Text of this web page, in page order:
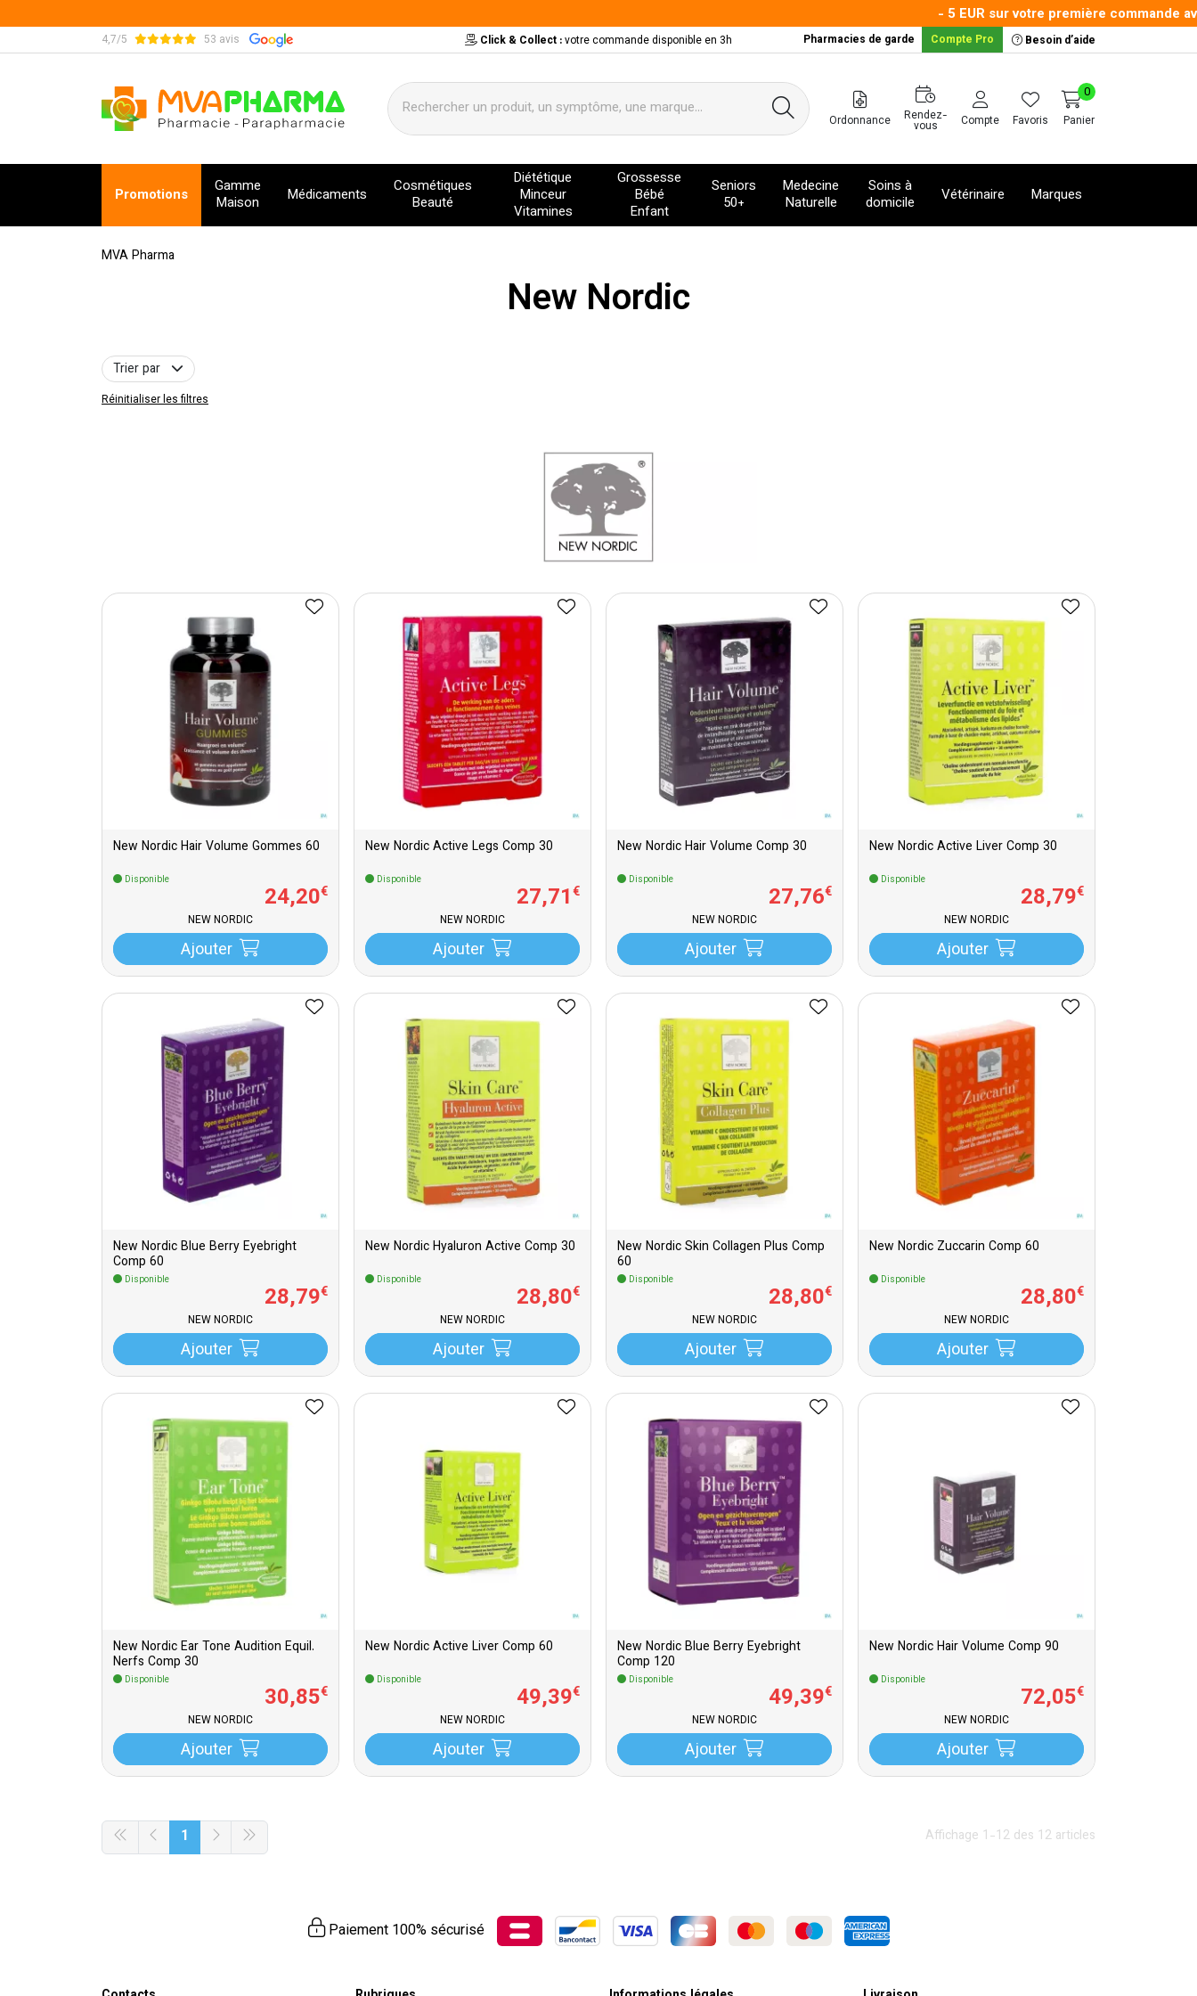
- 5 EUR sur votre première commande
4,7/5 53 avis Click & Collect :votre commande disponible en 3h Pharmacies de garde Compte Pro Besoin d’aide
MVA Pharma Votre pharmacie en ligne à votre service Ordonnance Rendez-
vous Compte Favoris Panier
0
Promotions
Gamme
Maison
Médicaments
Cosmétiques
Beauté
Diététique
Minceur
Vitamines
Grossesse
Bébé
Enfant
Seniors
50+
Medecine
Naturelle
Soins à
domicile
Vétérinaire Marques
MVA Pharma
New Nordic
Trier par
Réinitialiser les filtres
New Nordic Hair Volume Gommes 60
Disponible
24,20€
NEW NORDIC
Ajouter
New Nordic Active Legs Comp 30
Disponible
27,71€
NEW NORDIC
Ajouter
New Nordic Hair Volume Comp 30
Disponible
27,76€
NEW NORDIC
Ajouter
New Nordic Active Liver Comp 30
Disponible
28,79€
NEW NORDIC
Ajouter
New Nordic Blue Berry Eyebright
Comp 60
Disponible
28,79€
NEW NORDIC
Ajouter
New Nordic Hyaluron Active Comp 30
Disponible
28,80€
NEW NORDIC
Ajouter
New Nordic Skin Collagen Plus Comp
60
Disponible
28,80€
NEW NORDIC
Ajouter
New Nordic Zuccarin Comp 60
Disponible
28,80€
NEW NORDIC
Ajouter
New Nordic Ear Tone Audition Equil.
Nerfs Comp 30
Disponible
30,85€
NEW NORDIC
Ajouter
New Nordic Active Liver Comp 60
Disponible
49,39€
NEW NORDIC
Ajouter
New Nordic Blue Berry Eyebright
Comp 120
Disponible
49,39€
NEW NORDIC
Ajouter
New Nordic Hair Volume Comp 90
Disponible
72,05€
NEW NORDIC
Ajouter
Affichage 1-12 des 12 articles
1
Paiement 100% sécurisé